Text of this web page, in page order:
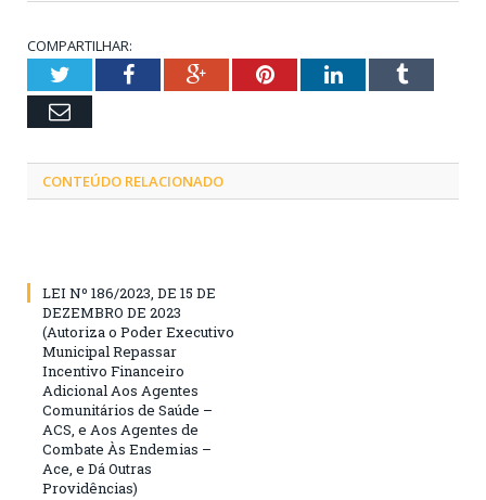
COMPARTILHAR:
TwitterFacebookGoogle+PinterestLinkedInTumblr
Email
CONTEÚDO RELACIONADO
LEI Nº 186/2023, DE 15 DE
DEZEMBRO DE 2023
(Autoriza o Poder Executivo
Municipal Repassar
Incentivo Financeiro
Adicional Aos Agentes
Comunitários de Saúde –
ACS, e Aos Agentes de
Combate Às Endemias –
Ace, e Dá Outras
Providências)